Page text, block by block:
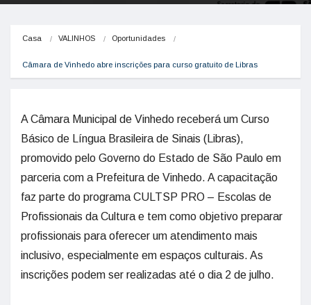
Casa VALINHOS Oportunidades
Câmara de Vinhedo abre inscrições para curso gratuito de Libras
A Câmara Municipal de Vinhedo receberá um Curso
Básico de Língua Brasileira de Sinais (Libras),
promovido pelo Governo do Estado de São Paulo em
parceria com a Prefeitura de Vinhedo. A capacitação
faz parte do programa CULTSP PRO – Escolas de
Profissionais da Cultura e tem como objetivo preparar
profissionais para oferecer um atendimento mais
inclusivo, especialmente em espaços culturais. As
inscrições podem ser realizadas até o dia 2 de julho.